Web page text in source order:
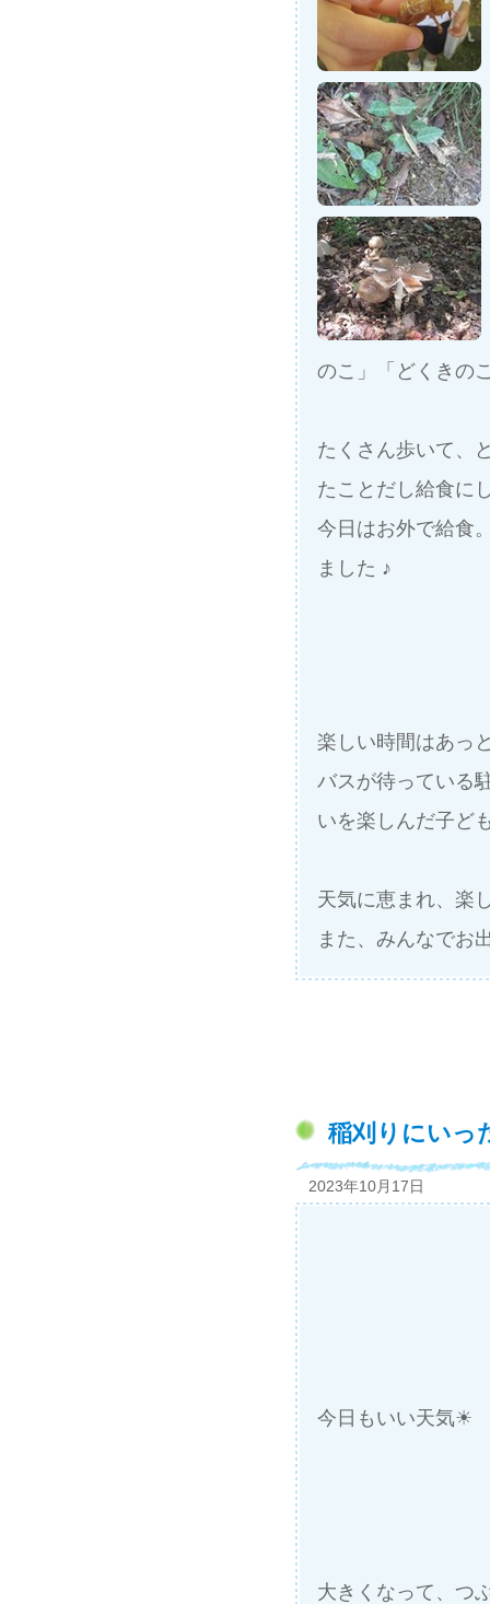
のこ」「どくきの
たくさん歩いて、
たことだし給食に
今日はお外で給食
ました ♪
楽しい時間はあっ
バスが待っている
いを楽しんだ子ど
天気に恵まれ、楽
また、みんなでお
稲刈りにいっ
2023年10月17日
今日もいい天気☀
大きくなって、つ